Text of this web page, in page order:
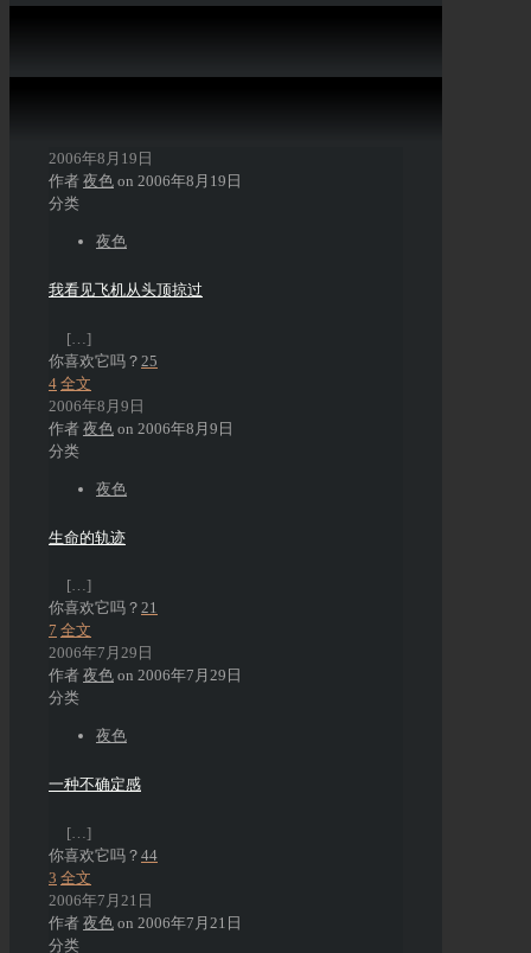
2006年8月19日
作者 夜色 on 2006年8月19日
分类
夜色
我看见飞机从头顶掠过
[…]
你喜欢它吗？ 25
4 全文
2006年8月9日
作者 夜色 on 2006年8月9日
分类
夜色
生命的轨迹
[…]
你喜欢它吗？ 21
7 全文
2006年7月29日
作者 夜色 on 2006年7月29日
分类
夜色
一种不确定感
[…]
你喜欢它吗？ 44
3 全文
2006年7月21日
作者 夜色 on 2006年7月21日
分类